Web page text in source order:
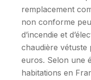
remplacement
non conforme
d’incendie et
chaudière
euros. Selon une
habitations en